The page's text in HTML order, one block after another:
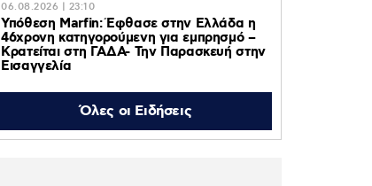
06.08.2026 | 23:10
Υπόθεση Marfin: Έφθασε στην Ελλάδα η
46χρονη κατηγορούμενη για εμπρησμό –
Κρατείται στη ΓΑΔΑ- Την Παρασκευή στην
Εισαγγελία
Έξαλλος ο Χρήστος Κούγιας για
δημοσιεύματα που αφορούν την
Όλες οι Ειδήσεις